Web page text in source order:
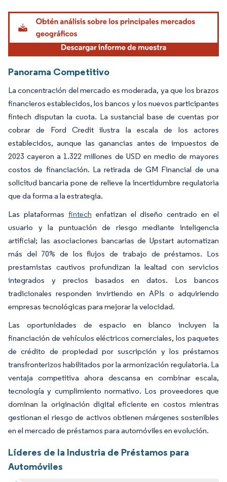
Imagen © Mordor Intelligence. El uso requiere atribución según CC BY 4.0.
Panorama Competitivo
La concentración del mercado es moderada, ya que los brazos
financieros establecidos, los bancos y los nuevos participantes
fintech disputan la cuota. La sustancial base de cuentas por
cobrar de Ford Credit ilustra la escala de los actores
establecidos, aunque las ganancias antes de impuestos de
2023 cayeron a 1.322 millones de USD en medio de mayores
costos de financiación. La retirada de GM Financial de una
solicitud bancaria pone de relieve la incertidumbre regulatoria
que da forma a la estrategia.
Las plataformas fintech enfatizan el diseño centrado en el
usuario y la puntuación de riesgo mediante inteligencia
artificial; las asociaciones bancarias de Upstart automatizan
más del 70% de los flujos de trabajo de préstamos. Los
prestamistas cautivos profundizan la lealtad con servicios
integrados y precios basados en datos. Los bancos
tradicionales responden invirtiendo en APIs o adquiriendo
empresas tecnológicas para mejorar la velocidad.
Las oportunidades de espacio en blanco incluyen la
financiación de vehículos eléctricos comerciales, los paquetes
de crédito de propiedad por suscripción y los préstamos
transfronterizos habilitados por la armonización regulatoria. La
ventaja competitiva ahora descansa en combinar escala,
tecnología y cumplimiento normativo. Los proveedores que
dominan la originación digital eficiente en costos mientras
gestionan el riesgo de activos obtienen márgenes sostenibles
en el mercado de préstamos para automóviles en evolución.
Líderes de la Industria de Préstamos para
Automóviles